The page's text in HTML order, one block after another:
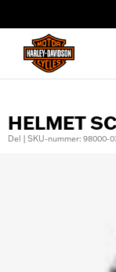
HELMET
Del | SKU-nummer: 98000-